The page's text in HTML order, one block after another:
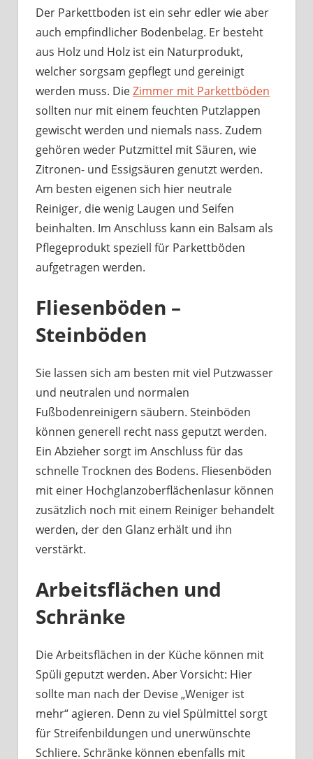
Der Parkettboden ist ein sehr edler wie aber
auch empfindlicher Bodenbelag. Er besteht
aus Holz und Holz ist ein Naturprodukt,
welcher sorgsam gepflegt und gereinigt
werden muss. DieZimmer mit Parkettböden
sollten nur mit einem feuchten Putzlappen
gewischt werden und niemals nass. Zudem
gehören weder Putzmittel mit Säuren, wie
Zitronen- und Essigsäuren genutzt werden.
Am besten eigenen sich hier neutrale
Reiniger, die wenig Laugen und Seifen
beinhalten. Im Anschluss kann ein Balsam als
Pflegeprodukt speziell für Parkettböden
aufgetragen werden.
Fliesenböden –
Steinböden
Sie lassen sich am besten mit viel Putzwasser
und neutralen und normalen
Fußbodenreinigern säubern. Steinböden
können generell recht nass geputzt werden.
Ein Abzieher sorgt im Anschluss für das
schnelle Trocknen des Bodens. Fliesenböden
mit einer Hochglanzoberflächenlasur können
zusätzlich noch mit einem Reiniger behandelt
werden, der den Glanz erhält und ihn
verstärkt.
Arbeitsflächen und
Schränke
Die Arbeitsflächen in der Küche können mit
Spüli geputzt werden. Aber Vorsicht: Hier
sollte man nach der Devise „Weniger ist
mehr“ agieren. Denn zu viel Spülmittel sorgt
für Streifenbildungen und unerwünschte
Schliere. Schränke können ebenfalls mit